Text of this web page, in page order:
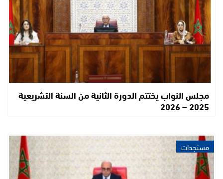
مجلس النواب يختتم الدورة الثانية من السنة التشريعية
2025 – 2026
مستجدات